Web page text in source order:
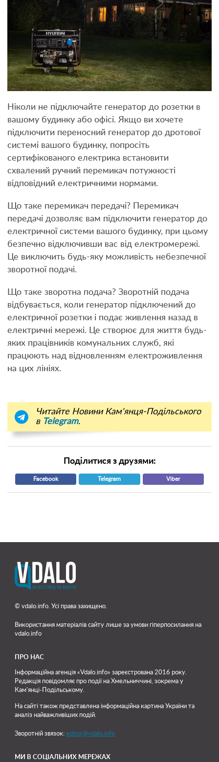
Ніколи не підключайте генератор до розетки в
вашому будинку або офісі. Якщо ви хочете
підключити переносний генератор до дротової
системі вашого будинку, попросіть
сертифікованого електрика встановити
схвалений ручний перемикач потужності
відповідний електричними нормами.
Що таке перемикач передачі? Перемикач
передачі дозволяє вам підключити генератор до
електричної системи вашого будинку, при цьому
безпечно відключивши вас від електромережі.
Це виключить будь-яку можливість небезпечної
зворотної подачі.
Що таке зворотна подача? Зворотній подача
відбувається, коли генератор підключений до
електричної розетки і подає живлення назад в
електричні мережі. Це створює для життя будь-
яких працівників комунальних служб, які
працюють над відновленням електроживлення
на цих лініях.
Читайте Новини Кам'янця-Подільського
в Telegram.
Поділитися з друзями:
Facebook Telegram Viber
© vdalo.info. Усі права захищено.
Використання матеріалів сайту лише за умови гіперпосилання на
vdalo.info
ПРО НАС
Інформаційна агенція «Vdalo.info» зареєстрована 2016 року.
Редакція повідомляє про події на Хмельниччині, зокрема у
Кам'янці-Подільському.
На сайті також представлена інформаційна картина України та
аналіз найважливіших подій.
Зворотній звязок: editor@vdalo.info
МИ В СОЦІАЛЬНИХ МЕРЕЖАХ